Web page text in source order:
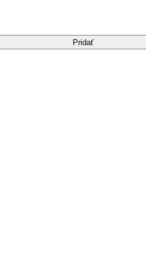
Pridať